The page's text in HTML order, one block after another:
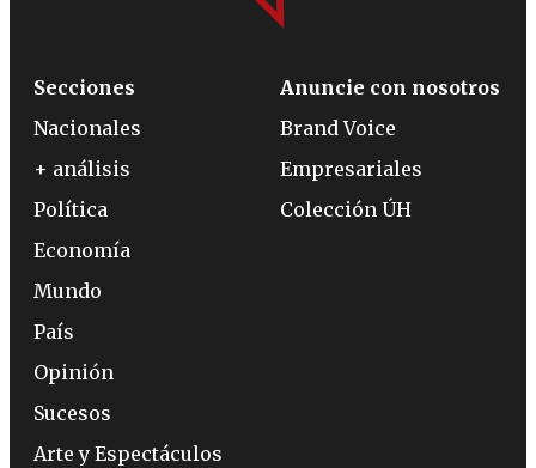
Secciones
Nacionales
+ análisis
Política
Economía
Mundo
País
Opinión
Sucesos
Arte y Espectáculos
Anuncie con nosotros
Brand Voice
Empresariales
Colección ÚH